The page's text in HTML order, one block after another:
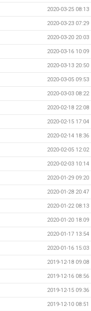
2020-03-25 08:13
2020-03-23 07:29
2020-03-20 20:03
2020-03-16 10:09
2020-03-13 20:50
2020-03-05 09:53
2020-03-03 08:22
2020-02-18 22:08
2020-02-15 17:04
2020-02-14 18:36
2020-02-05 12:02
2020-02-03 10:14
2020-01-29 09:20
2020-01-28 20:47
2020-01-22 08:13
2020-01-20 18:09
2020-01-17 13:54
2020-01-16 15:03
2019-12-18 09:08
2019-12-16 08:56
2019-12-15 09:36
2019-12-10 08:51